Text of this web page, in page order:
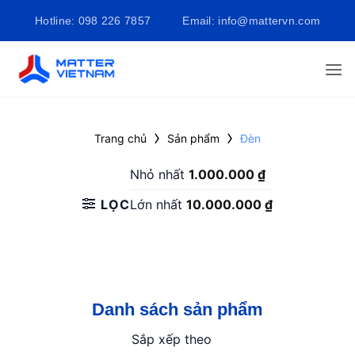
dung
Email: info@mattervn.com
Hotline: 098 226 7857
Trang chủ › Sản phẩm ›Đèn
LỌC
Nhỏ nhất 1.000.000 ₫
Lớn nhất 10.000.000 ₫
Danh sách sản phẩm
Sắp xếp theo